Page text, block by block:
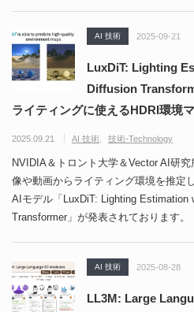
AI 技術 2025-09-21
LuxDiT: Lighting
Diffusion
ライティングに使えるHDRI環境
2025.09.21 AI 技術 技術-Technology
NVIDIA＆トロント大学＆Vector AI研
像や動画からライティング環境を推定
AIモデル「LuxDiT: Lighting Estimation
Transformer」が発表されております。
AI 技術 2025-08-28
LL3M: Large